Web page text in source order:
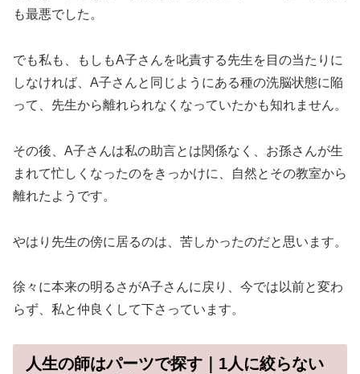
も最悪でした。
でも私も、もしもA子さんを叱責する先生を目の当たりに
しなければ、A子さんと同じようにある種の洗脳状態に陥
って、先生から離れられなくなっていたかも知れません。
その後、A子さんは私の助言とは関係なく、お孫さんが生
まれて忙しくなったのをきっかけに、自然とその教室から
離れたようです。
やはり先生の傍に居るのは、苦しかったのだと思います。
徐々に本来の明るさがA子さんに戻り、今では以前と変わ
らず、私と仲良くして下さっています。
人生の師はパーツで探す｜1人に絞らない